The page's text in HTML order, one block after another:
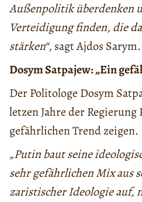
Außenpolitik überdenken
Verteidigung finden, die
stärken“, sagt Ajdos Sarym.
Dosym Satpajew: „Ein
Der Politologe Dosym
letzen Jahre der
gefährlichen Trend zeigen.
„Putin baut seine
sehr gefährlichen Mix aus
zaristischer Ideologie auf,